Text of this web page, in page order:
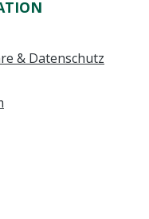
& Datenschutz